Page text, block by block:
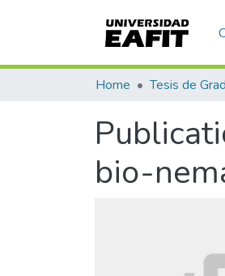
Home Tesis de
bio-